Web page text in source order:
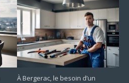
À Bergerac, le besoin d’un